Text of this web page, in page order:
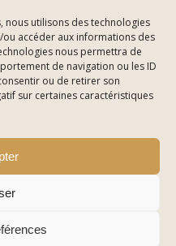
nous utilisons des technologies
accéder aux informations des
nous permettra de
de navigation ou les ID
ou de retirer son
sur certaines caractéristiques
De La Nature